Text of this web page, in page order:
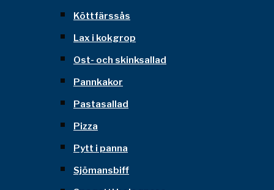
Köttfärssås
Lax i kokgrop
Ost- och skinksallad
Pannkakor
Pastasallad
Pizza
Pytt i panna
Sjömansbiff